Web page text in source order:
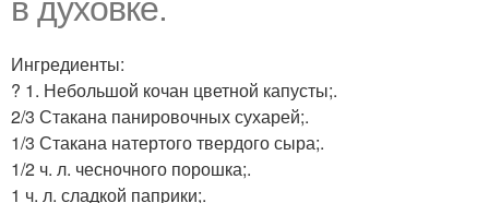
в духовке.
Ингредиенты:
? 1. Небольшой кочан цветной капусты;.
2/3 Стакана панировочных сухарей;.
1/3 Стакана натертого твердого сыра;.
1/2 ч. л. чесночного порошка;.
1 ч. л. сладкой паприки;.